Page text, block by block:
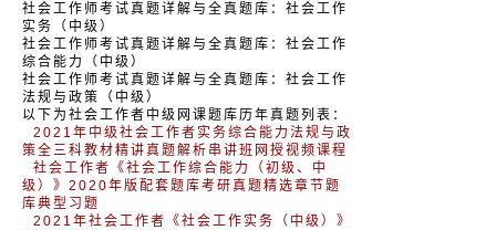
社会工作师考试真题详解与全真题库：社会工作
实务（中级）
社会工作师考试真题详解与全真题库：社会工作
综合能力（中级）
社会工作师考试真题详解与全真题库：社会工作
法规与政策（中级）
以下为社会工作者中级网课题库历年真题列表：
2021年中级社会工作者实务综合能力法规与政
策全三科教材精讲真题解析串讲班网授视频课程
社会工作者《社会工作综合能力（初级、中
级）》2020年版配套题库考研真题精选章节题
库典型习题
2021年社会工作者《社会工作实务（中级）》